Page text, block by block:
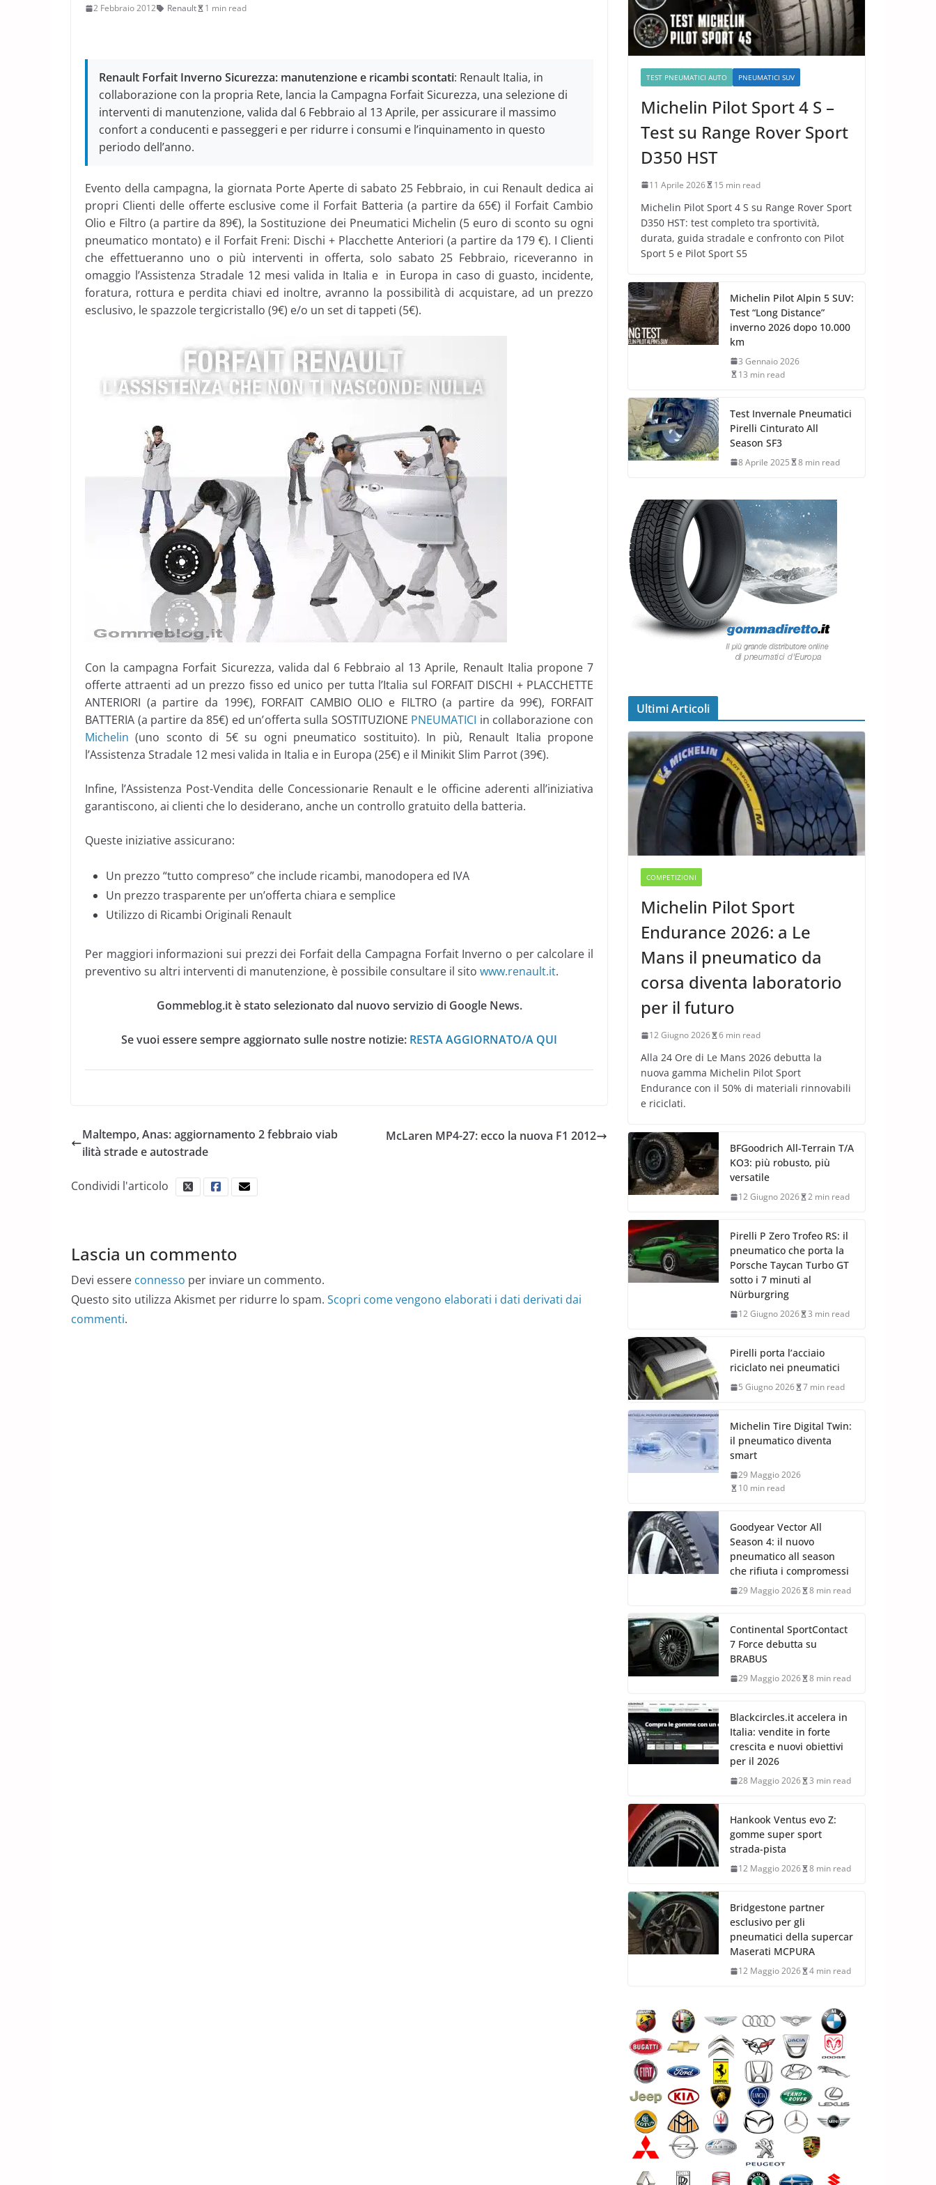
2 Febbraio 2012 Renault 1 min read
Renault Forfait Inverno Sicurezza: manutenzione e ricambi scontati: Renault Italia, in
collaborazione con la propria Rete, lancia la Campagna Forfait Sicurezza, una selezione di
interventi di manutenzione, valida dal 6 Febbraio al 13 Aprile, per assicurare il massimo
confort a conducenti e passeggeri e per ridurre i consumi e l’inquinamento in questo
periodo dell’anno.
Evento della campagna, la giornata Porte Aperte di sabato 25 Febbraio, in cui Renault dedica ai
propri Clienti delle offerte esclusive come il Forfait Batteria (a partire da 65€) il Forfait Cambio
Olio e Filtro (a partire da 89€), la Sostituzione dei Pneumatici Michelin (5 euro di sconto su ogni
pneumatico montato) e il Forfait Freni: Dischi + Placchette Anteriori (a partire da 179 €). I Clienti
che effettueranno uno o più interventi in offerta, solo sabato 25 Febbraio, riceveranno in
omaggio l’Assistenza Stradale 12 mesi valida in Italia e in Europa in caso di guasto, incidente,
foratura, rottura e perdita chiavi ed inoltre, avranno la possibilità di acquistare, ad un prezzo
esclusivo, le spazzole tergicristallo (9€) e/o un set di tappeti (5€).
Con la campagna Forfait Sicurezza, valida dal 6 Febbraio al 13 Aprile, Renault Italia propone 7
offerte attraenti ad un prezzo fisso ed unico per tutta l’Italia sul FORFAIT DISCHI + PLACCHETTE
ANTERIORI (a partire da 199€), FORFAIT CAMBIO OLIO e FILTRO (a partire da 99€), FORFAIT
BATTERIA (a partire da 85€) ed un’offerta sulla SOSTITUZIONE PNEUMATICI in collaborazione con
Michelin (uno sconto di 5€ su ogni pneumatico sostituito). In più, Renault Italia propone
l’Assistenza Stradale 12 mesi valida in Italia e in Europa (25€) e il Minikit Slim Parrot (39€).
Infine, l’Assistenza Post-Vendita delle Concessionarie Renault e le officine aderenti all’iniziativa
garantiscono, ai clienti che lo desiderano, anche un controllo gratuito della batteria.
Queste iniziative assicurano:
Un prezzo “tutto compreso” che include ricambi, manodopera ed IVA
Un prezzo trasparente per un’offerta chiara e semplice
Utilizzo di Ricambi Originali Renault
Per maggiori informazioni sui prezzi dei Forfait della Campagna Forfait Inverno o per calcolare il
preventivo su altri interventi di manutenzione, è possibile consultare il sito www.renault.it.
Gommeblog.it è stato selezionato dal nuovo servizio di Google News.
Se vuoi essere sempre aggiornato sulle nostre notizie: RESTA AGGIORNATO/A QUI
Maltempo, Anas: aggiornamento 2 febbraio viab
ilità strade e autostrade
McLaren MP4-27: ecco la nuova F1 2012
Condividi l'articolo
Lascia un commento
Devi essere connesso per inviare un commento.
Questo sito utilizza Akismet per ridurre lo spam. Scopri come vengono elaborati i dati derivati dai
commenti.
TEST PNEUMATICI AUTO PNEUMATICI SUV
Michelin Pilot Sport 4 S –
Test su Range Rover Sport
D350 HST
11 Aprile 2026 15 min read
Michelin Pilot Sport 4 S su Range Rover Sport
D350 HST: test completo tra sportività,
durata, guida stradale e confronto con Pilot
Sport 5 e Pilot Sport S5
Michelin Pilot Alpin 5 SUV:
Test “Long Distance”
inverno 2026 dopo 10.000
km
3 Gennaio 2026
13 min read
Test Invernale Pneumatici
Pirelli Cinturato All
Season SF3
8 Aprile 2025 8 min read
Ultimi Articoli
COMPETIZIONI
Michelin Pilot Sport
Endurance 2026: a Le
Mans il pneumatico da
corsa diventa laboratorio
per il futuro
12 Giugno 2026 6 min read
Alla 24 Ore di Le Mans 2026 debutta la
nuova gamma Michelin Pilot Sport
Endurance con il 50% di materiali rinnovabili
e riciclati.
BFGoodrich All-Terrain T/A
KO3: più robusto, più
versatile
12 Giugno 2026 2 min read
Pirelli P Zero Trofeo RS: il
pneumatico che porta la
Porsche Taycan Turbo GT
sotto i 7 minuti al
Nürburgring
12 Giugno 2026 3 min read
Pirelli porta l’acciaio
riciclato nei pneumatici
5 Giugno 2026 7 min read
Michelin Tire Digital Twin:
il pneumatico diventa
smart
29 Maggio 2026
10 min read
Goodyear Vector All
Season 4: il nuovo
pneumatico all season
che rifiuta i compromessi
29 Maggio 2026 8 min read
Continental SportContact
7 Force debutta su
BRABUS
29 Maggio 2026 8 min read
Blackcircles.it accelera in
Italia: vendite in forte
crescita e nuovi obiettivi
per il 2026
28 Maggio 2026 3 min read
Hankook Ventus evo Z:
gomme super sport
strada-pista
12 Maggio 2026 8 min read
Bridgestone partner
esclusivo per gli
pneumatici della supercar
Maserati MCPURA
12 Maggio 2026 4 min read